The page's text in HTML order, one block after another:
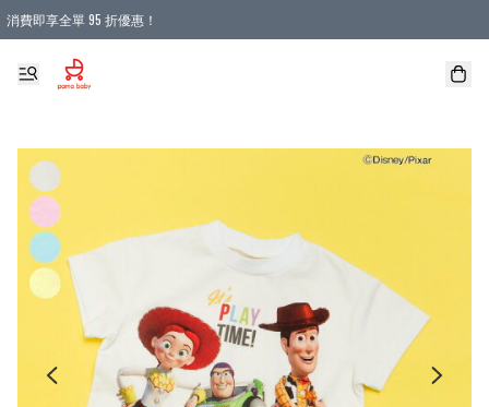
消費即享全單 95 折優惠！
購物滿 HKD 900.00即享免運費優惠！（適用於 本地送貨、本地取貨 )